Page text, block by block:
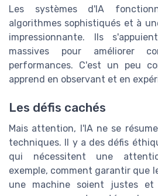
Les systèmes d'IA
algorithmes sophistiqués et à
impressionnante. Ils
massives pour améliorer
performances. C'est un peu
apprend en observant et en
Les défis cachés
Mais attention, l'IA ne se
techniques. Il y a des défis
qui nécessitent une
exemple, comment garantir que
une machine soient justes et